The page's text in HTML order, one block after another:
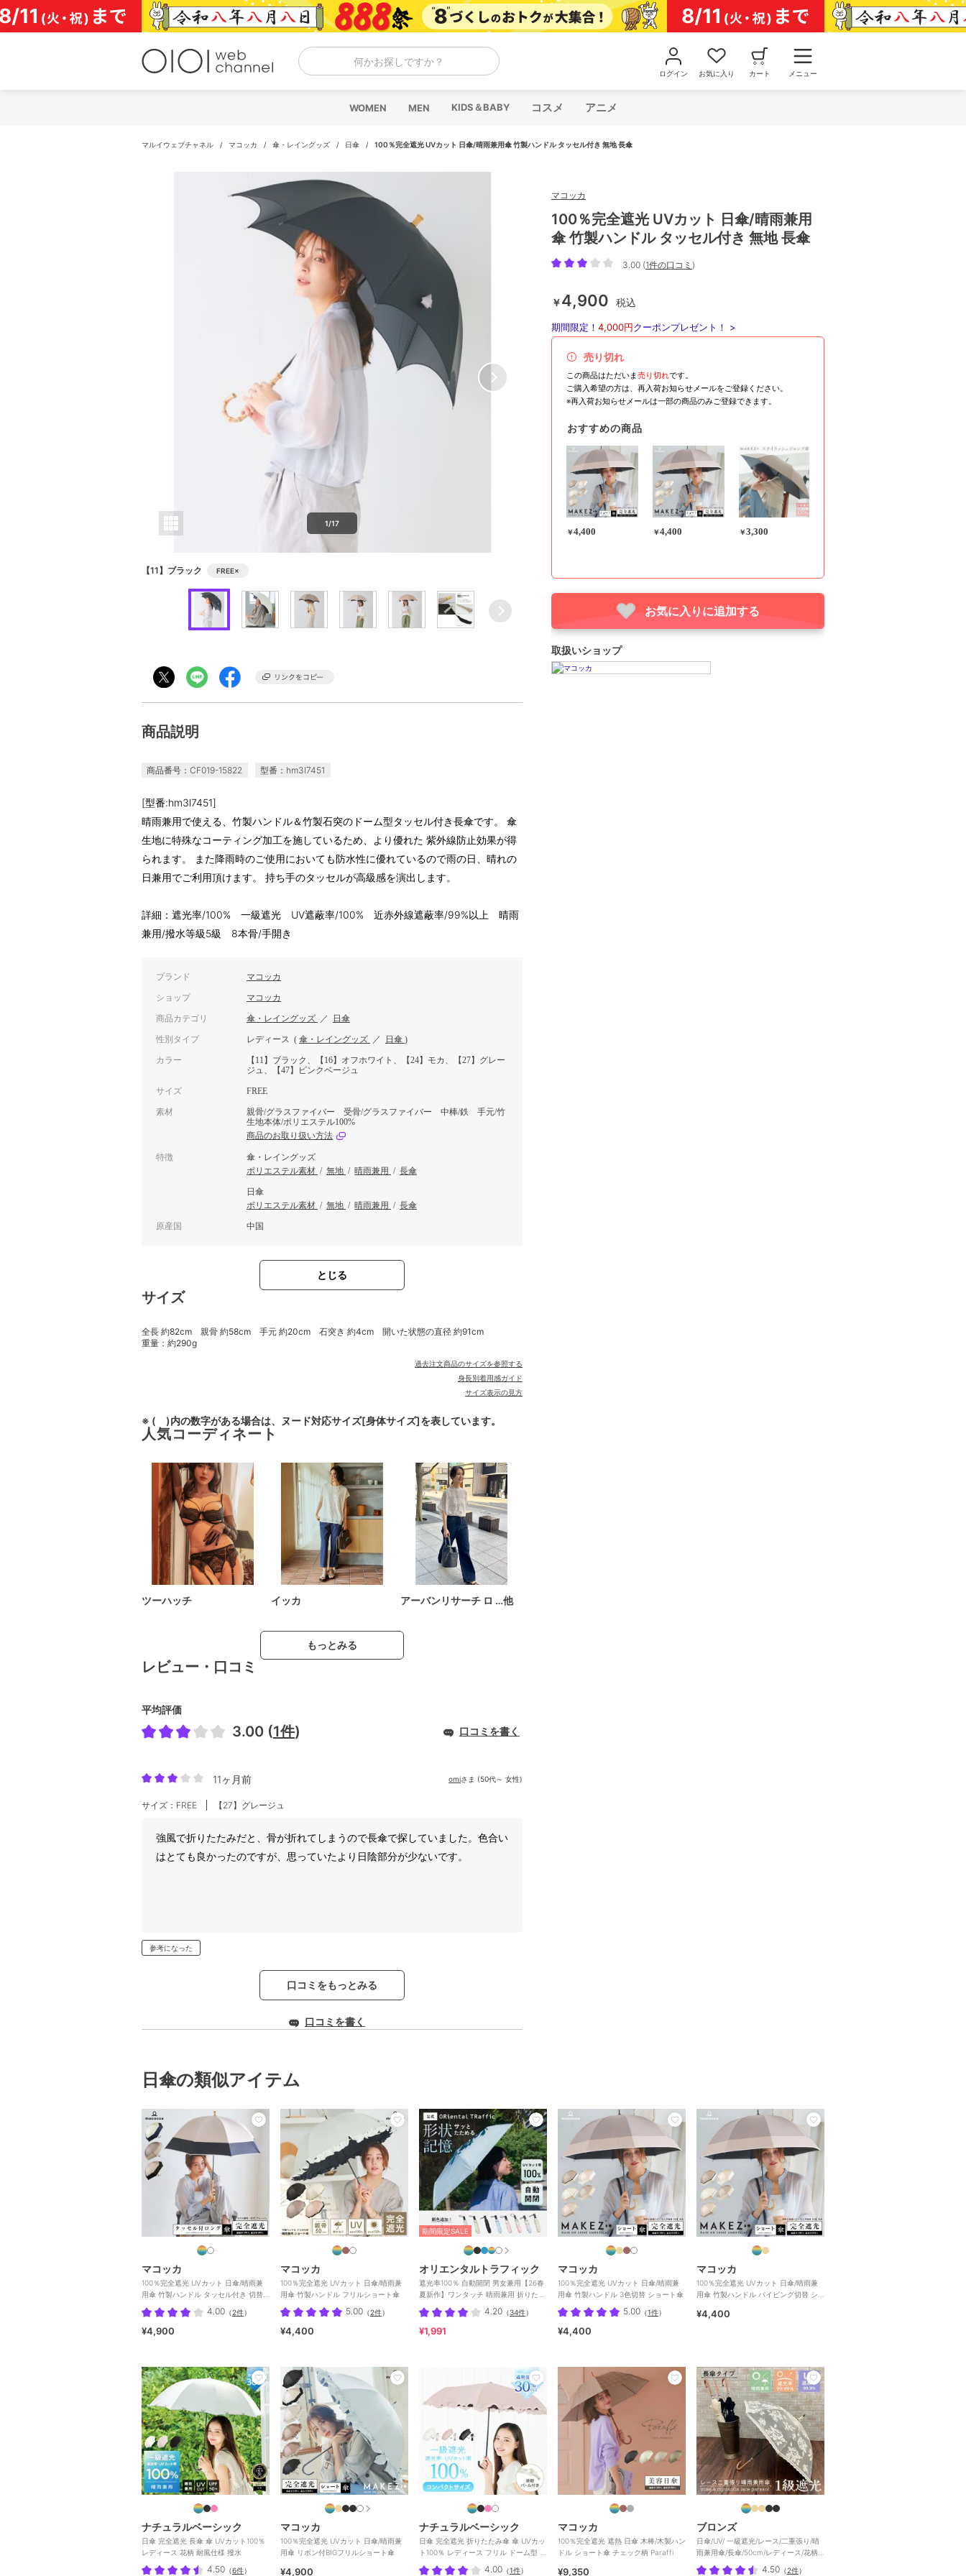
コ
ン
テ
何かお探しですか？
ログイン お気に入り カート メニュー
WOMEN MEN KIDS＆BABY コスメ アニメ
マルイウェブチャネル / マコッカ / 傘・レイングッズ / 日傘 / 100％完全遮光 UVカット 日傘/晴雨兼用傘 竹製ハンドル タッセル付き 無地 長傘
1/17
【11】ブラック FREE×
商品説明
商品番号：CF019-15822 型番：hm3l7451
[型番:hm3l7451]
晴雨兼用で使える、竹製ハンドル＆竹製石突のドーム型タッセル付き長傘です。 傘
生地に特殊なコーティング加工を施しているため、より優れた 紫外線防止効果が得
られます。 また降雨時のご使用においても防水性に優れているので雨の日、晴れの
日兼用でご利用頂けます。 持ち手のタッセルが高級感を演出します。
詳細：遮光率/100% 一級遮光 UV遮蔽率/100% 近赤外線遮蔽率/99%以上 晴雨
兼用/撥水等級5級 8本骨/手開き
ブランド マコッカ
ショップ マコッカ
商品カテゴリ 傘・レイングッズ ／ 日傘
性別タイプ レディース ( 傘・レイングッズ ／ 日傘 )
カラー
【11】ブラック、【16】オフホワイト、【24】モカ、【27】グレー
ジュ、【47】ピンクベージュ
サイズ FREE
素材
親骨/グラスファイバー 受骨/グラスファイバー 中棒/鉄 手元/竹
生地本体/ポリエステル100%
商品のお取り扱い方法
特徴
傘・レイングッズ
ポリエステル素材 / 無地 / 晴雨兼用 / 長傘
日傘
ポリエステル素材 / 無地 / 晴雨兼用 / 長傘
原産国 中国
とじる
サイズ
全長 約82cm 親骨 約58cm 手元 約20cm 石突き 約4cm 開いた状態の直径 約91cm
重量：約290g
過去注文商品のサイズを参照する
身長別着用感ガイド
サイズ表示の見方
※ ( )内の数字がある場合は、ヌード対応サイズ[身体サイズ]を表しています。
人気コーディネート
ツーハッチ イッカ アーバンリサーチ ロ …他
もっとみる
レビュー・口コミ
平均評価
3.00 (1件) 口コミを書く
11ヶ月前 omiさま (50代～ 女性)
サイズ：FREE 【27】グレージュ
強風で折りたたみだと、骨が折れてしまうので長傘で探していました。色合い
はとても良かったのですが、思っていたより日陰部分が少ないです。
参考になった
口コミをもっとみる
口コミを書く
マコッカ
100％完全遮光 UVカット 日傘/晴雨兼用
傘 竹製ハンドル タッセル付き 無地 長傘
3.00 (1件の口コミ )
￥4,900 税込
期間限定！ 4,000円クーポンプレゼント！ >
売り切れ
この商品はただいま売り切れです。
ご購入希望の方は、再入荷お知らせメールをご登録ください。
※再入荷お知らせメールは一部の商品のみご登録できます。
おすすめの商品
￥4,400 ￥4,400 ￥3,300
お気に入りに追加する
取扱いショップ
日傘の類似アイテム
マコッカ
100％完全遮光 UVカット 日傘/晴雨兼
用傘 竹製ハンドル タッセル付き 切替
長傘
4.00 （2件）
¥4,900
マコッカ
100％完全遮光 UVカット 日傘/晴雨兼
用傘 竹製ハンドル フリルショート傘
5.00 （2件）
¥4,400
期間限定SALE
オリエンタルトラフィック
遮光率100％ 自動開閉 男女兼用【26春
夏新作】ワンタッチ 晴雨兼用 折りたた
み傘 /G-0601
4.20 （34件）
¥1,991
マコッカ
100％完全遮光 UVカット 日傘/晴雨兼
用傘 竹製ハンドル 3色切替 ショート傘
5.00 （1件）
¥4,400
マコッカ
100％完全遮光 UVカット 日傘/晴雨兼
用傘 竹製ハンドル パイピング切替 シ
¥4,400
ナチュラルベーシック
日傘 完全遮光 長傘 傘 UVカット100％
レディース 花柄 耐風仕様 撥水
4.50 （6件）
マコッカ
100％完全遮光 UVカット 日傘/晴雨兼
用傘 リボン付BIGフリルショート傘
¥4,900
ナチュラルベーシック
日傘 完全遮光 折りたたみ傘 傘 UVカッ
ト100％ レディース フリル ドーム型 耐
風仕様 撥水
4.00 （1件）
マコッカ
100％完全遮光 遮熱 日傘 木棒/木製ハン
ドル ショート傘 チェック柄 Paraffi
¥9,350
ブロンズ
日傘/UV/ 一級遮光/レース/二重張り/晴
雨兼用傘/長傘/50cm/レディース/花柄/
遮光
4.50 （2件）